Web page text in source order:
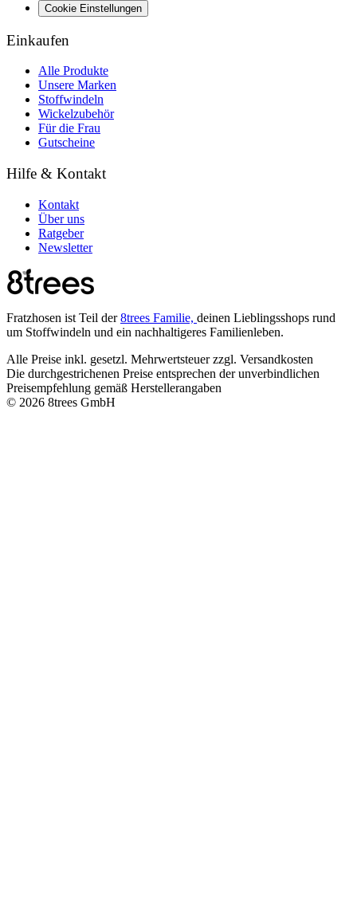
Cookie Einstellungen
Einkaufen
Alle Produkte
Unsere Marken
Stoffwindeln
Wickelzubehör
Für die Frau
Gutscheine
Hilfe & Kontakt
Kontakt
Über uns
Ratgeber
Newsletter
Fratzhosen ist Teil der8trees Familie, deinen Lieblingsshops rund
um Stoffwindeln und ein nachhaltigeres Familienleben.
Alle Preise inkl. gesetzl. Mehrwertsteuer zzgl. Versandkosten
Die durchgestrichenen Preise entsprechen der unverbindlichen
Preisempfehlung gemäß Herstellerangaben
© 2026 8trees GmbH